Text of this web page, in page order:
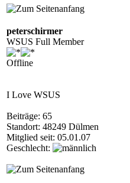
peterschirmer
WSUS Full Member
Offline
I Love WSUS
Beiträge: 65
Standort: 48249 Dülmen
Mitglied seit: 05.01.07
Geschlecht: